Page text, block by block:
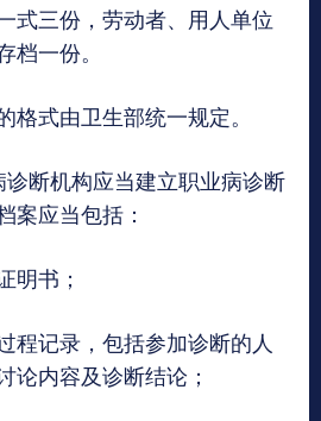
式三份，劳动者、用人单位
一份。
格式由卫生部统一规定。
断机构应当建立职业病诊断
案应当包括：
明书；
程记录，包括参加诊断的人
论内容及诊断结论；